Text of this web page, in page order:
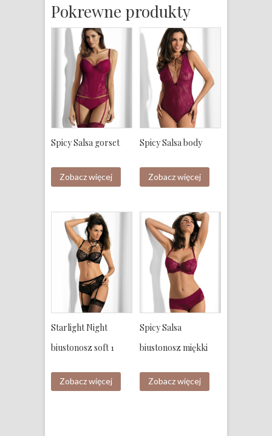
Pokrewne produkty
Spicy Salsa gorset
Zobacz więcej
Spicy Salsa body
Zobacz więcej
Starlight Night
biustonosz soft 1
Zobacz więcej
Spicy Salsa
biustonosz miękki
Zobacz więcej